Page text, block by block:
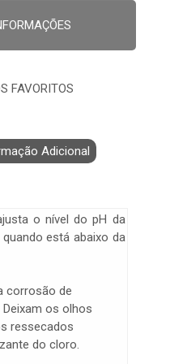
Adicional
o nível do pH da
está abaixo da
corrosão de
os olhos
ressecados
do cloro.